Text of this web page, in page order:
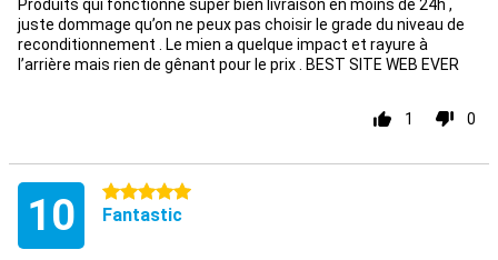
Produits qui fonctionne super bien livraison en moins de 24h ,
juste dommage qu’on ne peux pas choisir le grade du niveau de
reconditionnement . Le mien a quelque impact et rayure à
l’arrière mais rien de gênant pour le prix . BEST SITE WEB EVER
1 0
10 5 stars
Fantastic